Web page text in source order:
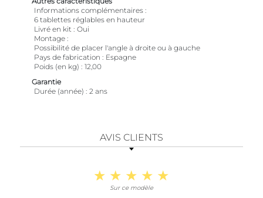
Informations complémentaires
6 tablettes réglables en hauteur
Livré en kit
Oui
Montage
Possibilité de placer l'angle à droite ou à gauche
Pays de fabrication
Espagne
Poids (en kg)
12,00
Garantie
Durée (année)
2 ans
AVIS CLIENTS
Sur ce modèle